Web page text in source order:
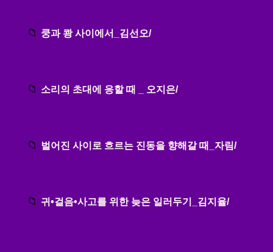
쿵과 쾅 사이에서_김선오/
소리의 초대에 응할 때 _ 오지은/
벌어진 사이로 흐르는 진동을 향해갈 때_자림/
귀•걸음•사고를 위한 늦은 일러두기_김지율/